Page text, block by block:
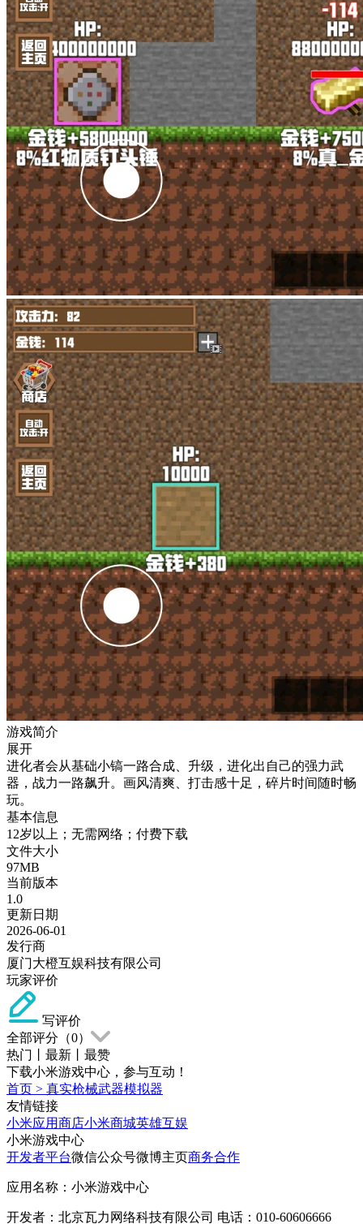
游戏简介
展开
进化者会从基础小镐一路合成、升级，进化出自己的强力武
器，战力一路飙升。画风清爽、打击感十足，碎片时间随时畅
玩。
基本信息
12岁以上；无需网络；付费下载
文件大小
97MB
当前版本
1.0
更新日期
2026-06-01
发行商
厦门大橙互娱科技有限公司
玩家评价
写评价
全部评分（0）
热门
最新
最赞
下载小米游戏中心，参与互动！
首页 > 真实枪械武器模拟器
友情链接
小米应用商店小米商城英雄互娱
小米游戏中心
开发者平台微信公众号微博主页商务合作
应用名称：小米游戏中心
开发者：北京瓦力网络科技有限公司 电话：010-60606666